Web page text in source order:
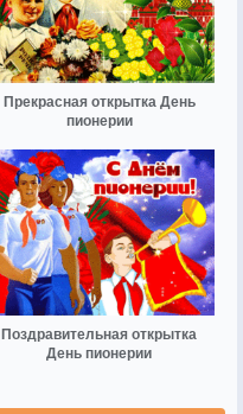
Прекрасная открытка День
пионерии
Поздравительная открытка
День пионерии